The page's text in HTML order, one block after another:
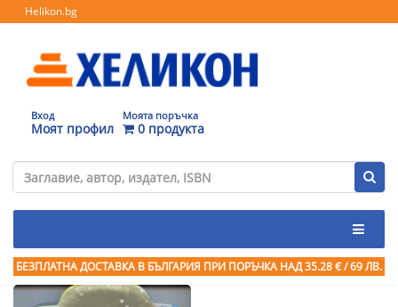
Helikon.bg
Вход
Моят профил
Моята поръчка
0 продукта
БЕЗПЛАТНА ДОСТАВКА В БЪЛГАРИЯ ПРИ ПОРЪЧКА НАД 35.28 € / 69 ЛВ.